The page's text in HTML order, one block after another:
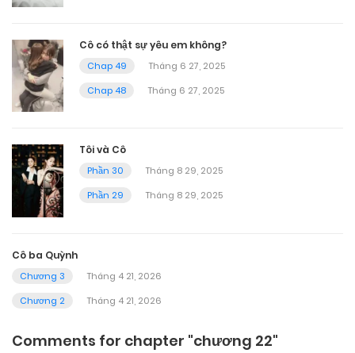
Cô có thật sự yêu em không?
Chap 49
Tháng 6 27, 2025
Chap 48
Tháng 6 27, 2025
Tôi và Cô
Phần 30
Tháng 8 29, 2025
Phần 29
Tháng 8 29, 2025
Cô ba Quỳnh
Chương 3
Tháng 4 21, 2026
Chương 2
Tháng 4 21, 2026
Comments for chapter "chương 22"